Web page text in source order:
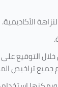
الأكاديمية.
خلال التوقيع
جميع تراخيص